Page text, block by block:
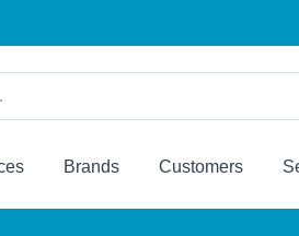
Brands Customers